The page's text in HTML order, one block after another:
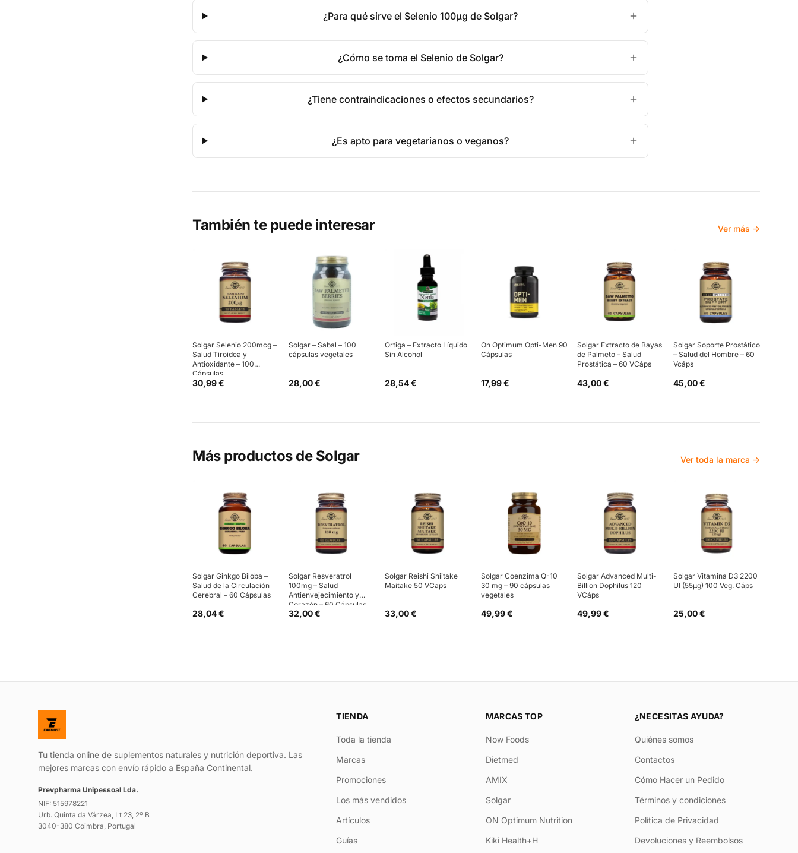
¿Para qué sirve el Selenio 100µg de Solgar?
¿Cómo se toma el Selenio de Solgar?
¿Tiene contraindicaciones o efectos secundarios?
¿Es apto para vegetarianos o veganos?
También te puede interesar Ver más →
Solgar Selenio 200mcg –
Salud Tiroidea y
Antioxidante – 100
Cápsulas
30,99 €
Solgar – Sabal – 100
cápsulas vegetales
28,00 €
Ortiga – Extracto Líquido
Sin Alcohol
28,54 €
On Optimum Opti-Men 90
Cápsulas
17,99 €
Solgar Extracto de Bayas
de Palmeto – Salud
Prostática – 60 VCáps
43,00 €
Solgar Soporte Prostático
– Salud del Hombre – 60
Vcáps
45,00 €
Más productos de Solgar Ver toda la marca →
Solgar Ginkgo Biloba –
Salud de la Circulación
Cerebral – 60 Cápsulas
28,04 €
Solgar Resveratrol
100mg – Salud
Antienvejecimiento y
Corazón – 60 Cápsulas
32,00 €
Solgar Reishi Shiitake
Maitake 50 VCaps
33,00 €
Solgar Coenzima Q-10
30 mg – 90 cápsulas
vegetales
49,99 €
Solgar Advanced Multi-
Billion Dophilus 120
VCáps
49,99 €
Solgar Vitamina D3 2200
UI (55µg) 100 Veg. Cáps
25,00 €
Tu tienda online de suplementos naturales y nutrición deportiva. Las
mejores marcas con envío rápido a España Continental.
Prevpharma Unipessoal Lda.
NIF: 515978221
Urb. Quinta da Várzea, Lt 23, 2º B
3040-380 Coimbra, Portugal
TIENDA
Toda la tienda
Marcas
Promociones
Los más vendidos
Artículos
Guías
MARCAS TOP
Now Foods
Dietmed
AMIX
Solgar
ON Optimum Nutrition
Kiki Health+H
¿NECESITAS AYUDA?
Quiénes somos
Contactos
Cómo Hacer un Pedido
Términos y condiciones
Política de Privacidad
Devoluciones y Reembolsos